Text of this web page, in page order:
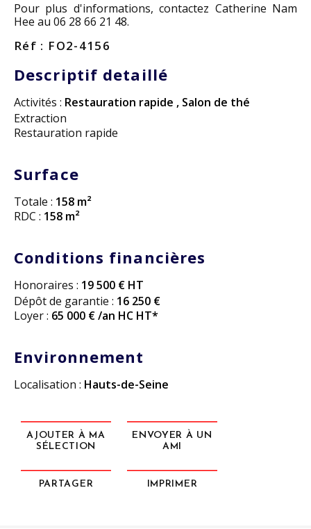
Pour plus d'informations, contactez Catherine Nam
Hee au 06 28 66 21 48.
Réf : FO2-4156
Descriptif detaillé
Activités : Restauration rapide , Salon de thé
Extraction
Restauration rapide
Surface
Totale : 158 m²
RDC : 158 m²
Conditions financières
Honoraires : 19 500 € HT
Dépôt de garantie : 16 250 €
Loyer : 65 000 € /an HC HT*
Environnement
Localisation : Hauts-de-Seine
AJOUTER À MA
SÉLECTION
ENVOYER À UN
AMI
PARTAGER IMPRIMER